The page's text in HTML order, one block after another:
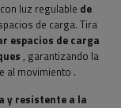
con luz regulable de
de carga. Tira
espacios de carga
, garantizando la
al movimiento .
y resistente a la